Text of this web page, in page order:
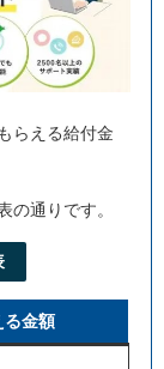
らえる給付金
の通りです。
る金額